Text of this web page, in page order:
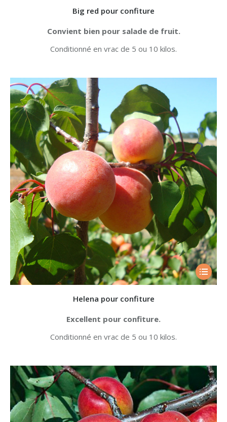
Big red pour confiture
Convient bien pour salade de fruit.
Conditionné en vrac de 5 ou 10 kilos.
Helena pour confiture
Excellent pour confiture.
Conditionné en vrac de 5 ou 10 kilos.